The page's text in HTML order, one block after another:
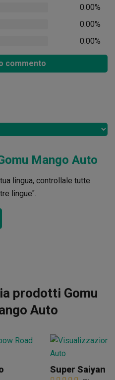
0.00%
0.00%
0.00%
commento
Mango Auto
lingua, controllale tutte
lingue".
prodotti Gomu
Auto
Super Saiyan